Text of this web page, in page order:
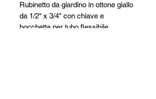
Rubinetto da giardino in ottone giallo
da 1/2" x 3/4" con chiave e
bocchetta per tubo flessibile